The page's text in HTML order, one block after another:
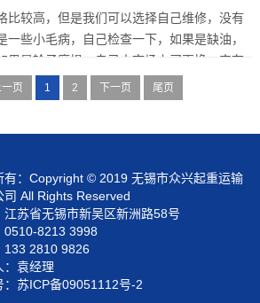
比较高，但是我们可以选择自己维修，没有
一些小毛病，自己检查一下，如果是缺油，
果是轮子磨损，自己去市场上买更换，实在
页 1 2 下一页 尾页
有：Copyright © 2019 无锡市众兴起重运输
司 All Rights Reserved
江苏省无锡市新吴区新洲路58号
0510-8213 3998
133 2810 9826
：袁经理
苏ICP备09051112号-2